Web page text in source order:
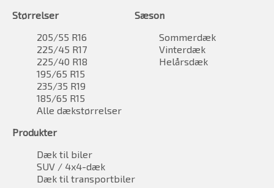
Størrelser
205/55 R16
225/45 R17
225/40 R18
195/65 R15
235/35 R19
185/65 R15
Alle dækstørrelser
Sæson
Sommerdæk
Vinterdæk
Helårsdæk
Produkter
Dæk til biler
SUV / 4x4-dæk
Dæk til transportbiler